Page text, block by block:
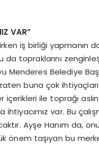
VAR”
iş birliği
da topraklarını
Menderes Belediye
buna çok
ile toprağı
ihtiyacımız var. Bu
Ayşe Hanım da,
önem taşıyan bu